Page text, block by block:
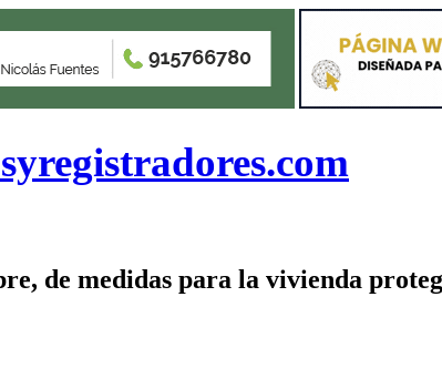
de medidas para la vivienda